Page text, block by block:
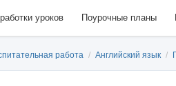
уроков Поурочные планы
работа / Английский язык /